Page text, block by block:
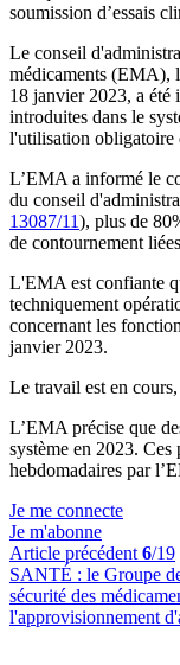
soumission d’essais
Le conseil
médicaments (EMA),
18 janvier 2023, a été
introduites dans le
l'utilisation obligatoire
L’EMA a informé le
du conseil
13087/11), plus de
de contournement
L'EMA est confiante
techniquement
concernant les
janvier 2023.
Le travail est en
L’EMA précise que
système en 2023. Ces
hebdomadaires par
Je me connecte
Je m'abonne
Article précédent 6/19
SANTÉ : le Groupe
sécurité des
l'approvisionnement